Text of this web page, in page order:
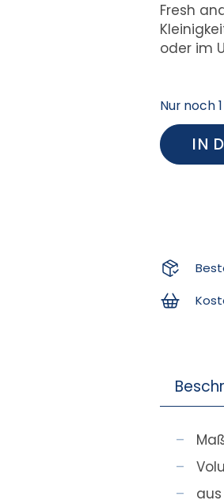
Fresh
oder im
Nur noch
IN